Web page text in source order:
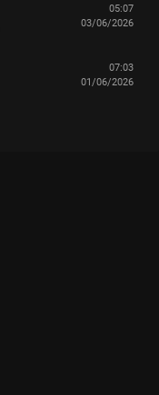
05:07
03/06/2026
07:03
01/06/2026